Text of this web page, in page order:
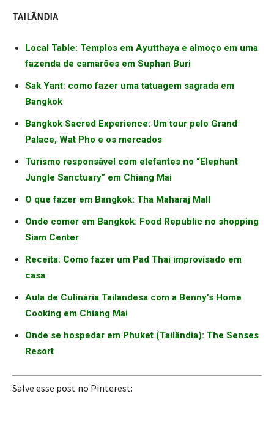
TAILÂNDIA
Local Table: Templos em Ayutthaya e almoço em uma
fazenda de camarões em Suphan Buri
Sak Yant: como fazer uma tatuagem sagrada em
Bangkok
Bangkok Sacred Experience: Um tour pelo Grand
Palace, Wat Pho e os mercados
Turismo responsável com elefantes no “Elephant
Jungle Sanctuary” em Chiang Mai
O que fazer em Bangkok: Tha Maharaj Mall
Onde comer em Bangkok: Food Republic no shopping
Siam Center
Receita: Como fazer um Pad Thai improvisado em
casa
Aula de Culinária Tailandesa com a Benny’s Home
Cooking em Chiang Mai
Onde se hospedar em Phuket (Tailândia): The Senses
Resort
Salve esse post no Pinterest: